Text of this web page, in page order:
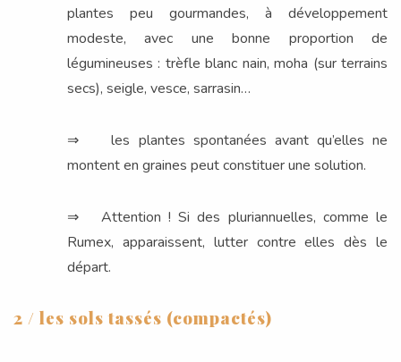
plantes peu gourmandes, à développement
modeste, avec une bonne proportion de
légumineuses : trèfle blanc nain, moha (sur terrains
secs), seigle, vesce, sarrasin…
⇒ les plantes spontanées avant qu’elles ne
montent en graines peut constituer une solution.
⇒ Attention ! Si des pluriannuelles, comme le
Rumex, apparaissent, lutter contre elles dès le
départ.
2 / les sols tassés (compactés)